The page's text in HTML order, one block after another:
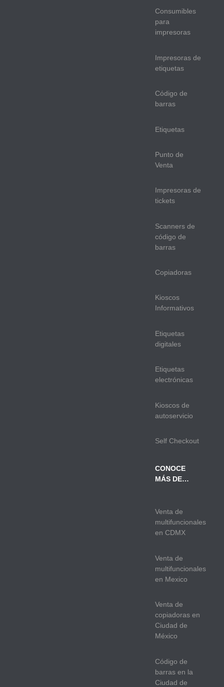
Consumibles
para
impresoras
Impresoras de
etiquetas
Código de
barras
Etiquetas
Punto de
Venta
Impresoras de
tickets
Scanners de
código de
barras
Copiadoras
Kioscos
Informativos
Etiquetas
digitales
Etiquetas
electrónicas
Kioscos de
autoservicio
Self Checkout
CONOCE
MÁS DE…
Venta de
multifuncionales
en CDMX
Venta de
multifuncionales
en Mexico
Venta de
copiadoras en
Ciudad de
México
Código de
barras en la
Ciudad de